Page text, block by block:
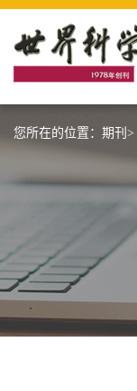
您所在的位置： 期刊>